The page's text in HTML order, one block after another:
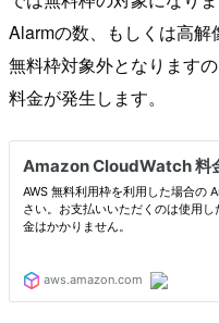
Alarmの数、もしくは高
無料枠対象外となります
料金が発生します。